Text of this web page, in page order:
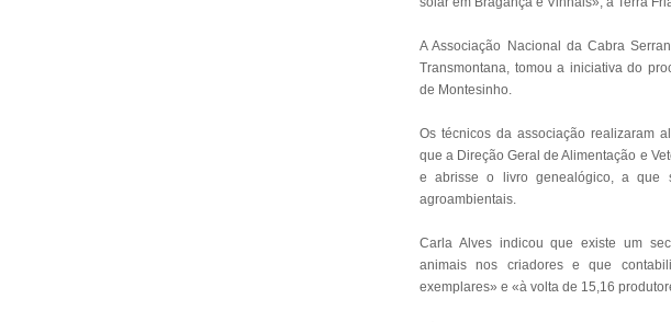
A Associação Nacional da Cabra
Transmontana, tomou a iniciativa do
de Montesinho.
Os técnicos da associação realizaram
que a Direção Geral de Alimentação e
e abrisse o livro genealógico, a que
agroambientais.
Carla Alves indicou que existe um
animais nos criadores e que
exemplares» e «à volta de 15,16